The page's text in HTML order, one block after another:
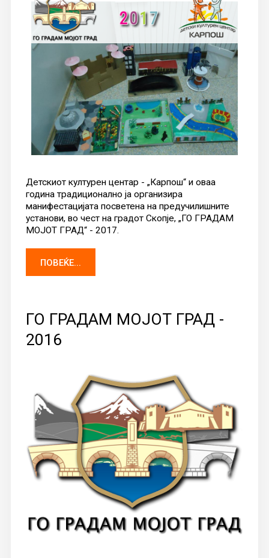
Детскиот културен центар - „Карпош“ и оваа
година традиционално ја организира
манифестацијата посветена на предучилишните
установи, во чест на градот Скопје, „ГО ГРАДАМ
МОЈОТ ГРАД“ - 2017.
ПОВЕЌЕ...
ГО ГРАДАМ МОЈОТ ГРАД -
2016